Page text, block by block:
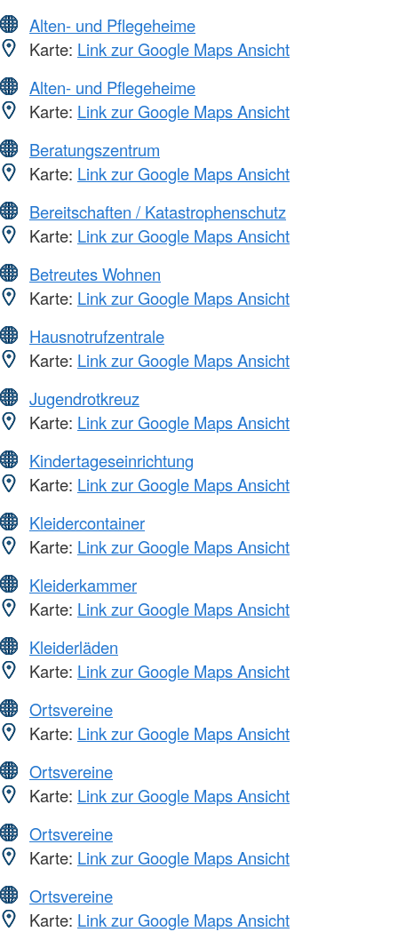
Alten- und Pflegeheime
Karte: Link zur Google Maps Ansicht
Alten- und Pflegeheime
Karte: Link zur Google Maps Ansicht
Beratungszentrum
Karte: Link zur Google Maps Ansicht
Bereitschaften / Katastrophenschutz
Karte: Link zur Google Maps Ansicht
Betreutes Wohnen
Karte: Link zur Google Maps Ansicht
Hausnotrufzentrale
Karte: Link zur Google Maps Ansicht
Jugendrotkreuz
Karte: Link zur Google Maps Ansicht
Kindertageseinrichtung
Karte: Link zur Google Maps Ansicht
Kleidercontainer
Karte: Link zur Google Maps Ansicht
Kleiderkammer
Karte: Link zur Google Maps Ansicht
Kleiderläden
Karte: Link zur Google Maps Ansicht
Ortsvereine
Karte: Link zur Google Maps Ansicht
Ortsvereine
Karte: Link zur Google Maps Ansicht
Ortsvereine
Karte: Link zur Google Maps Ansicht
Ortsvereine
Karte: Link zur Google Maps Ansicht